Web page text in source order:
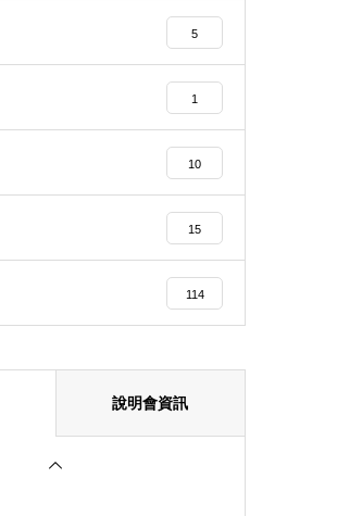
【大阪】熱門投資—大阪港區三
大阪QUEENS PARK 706室 (可
プレサンス東本町Vol.2
5
1
10
15
114
說明會資訊